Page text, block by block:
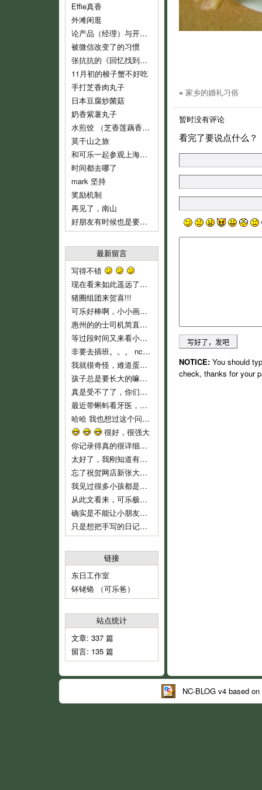
Effie真香
外滩闲逛
论产品（经理）与开发（经理）的话语权
被微信改变了的习惯
张抗抗的《回忆找到了我》
11月初的梭子蟹不好吃
手打芝香肉丸子
日本豆腐炒菌菇
奶香紫薯丸子
水煎饺 （芝香莲藕香菇肉饺）
莫干山之旅
和可乐一起参观上海鲁迅纪念馆
时间都去哪了
mark 坚持
奖励机制
再见了，南山
好朋友有时候也是要分开的
最新留言
写得不错
现在看来如此遥远了……
猪圈组团来贺喜!!!
可乐好棒啊，小小画家！
惠州的的士司机简直就是人渣...服务态度不好..个人素质差..喜欢兜远路,花钱做他们的的士..他们反而是老大,还说争创文明城市,有
等过段时间又来看小可乐
非要去插班。。。 nc，nc，新时代的蛋痛。
我就很奇怪，难道蛋教主和教主夫人小时候没有去过幼儿园么？难倒不记得当时自己的心情吗？ 自从蛋教主一开始说通过洗脑，可以让小孩
孩子总是要长大的嘛，3岁上幼儿园也不算早吧，我们从来不乱给药给可乐吃的，就是发烧不高，我们也都是坚持监督喝水降温而已。长河叔叔，太
真是受不了了，你们就不能让可乐对幼儿园渐进适应吗？ 都开始出现生理反应了。再说，现在小孩这么小，不能随便用药，怎么像起来这么
最近带蝌蚪看牙医，医生说只要有牙齿就要开始刷牙！ 不过貌似小朋友不是很好教，蝌蚪现在非常愿意啃牙刷~ 听好些人提到巧虎里教刷牙
哈哈 我也想过这个问题。我不相信自己会有电影主角这么好的运气，所以宁愿跟那个最早发现问题的可怜科学家一样，全家人在一起……
很好，很强大
你记录得真的很详细，他长大了，会感谢妈妈给他留下这么珍贵的记忆！
太好了，我刚知道有这些地址，最近即将收拾一批，生小孩后不能穿的衣服，一定去寄。
忘了祝贺网店新张大吉，生意兴隆！！
我见过很多小孩都是这样，二岁左右是特别不乖的时期，自我意识开始膨胀，以逆反为乐，给他说道理又不懂，这是正常的，小桃你已经很有耐心了
从此文看来，可乐极具创意，涂鸦都这么有风格，玩汽车还玩得这么有门道。亲亲可乐赞一个！
确实是不能让小朋友单独坐的，一个急刹车就很危险了。我也是很短的路途而且低峰期才敢单独让他坐车的。
只是想把手写的日记送给可乐，毕竟觉得手写本看起来要比电子版有感觉一些。当然，以后也会常更新可乐的一些成长记录上来和大家分享的。
链接
东日工作室
钚铑铬 （可乐爸）
站点统计
文章: 337 篇
留言: 135 篇
« 家乡的婚礼习俗
暂时没有评论
看完了要说点什么？
NOTICE: You should
check, thanks for your
NC-BLOG v4 based on